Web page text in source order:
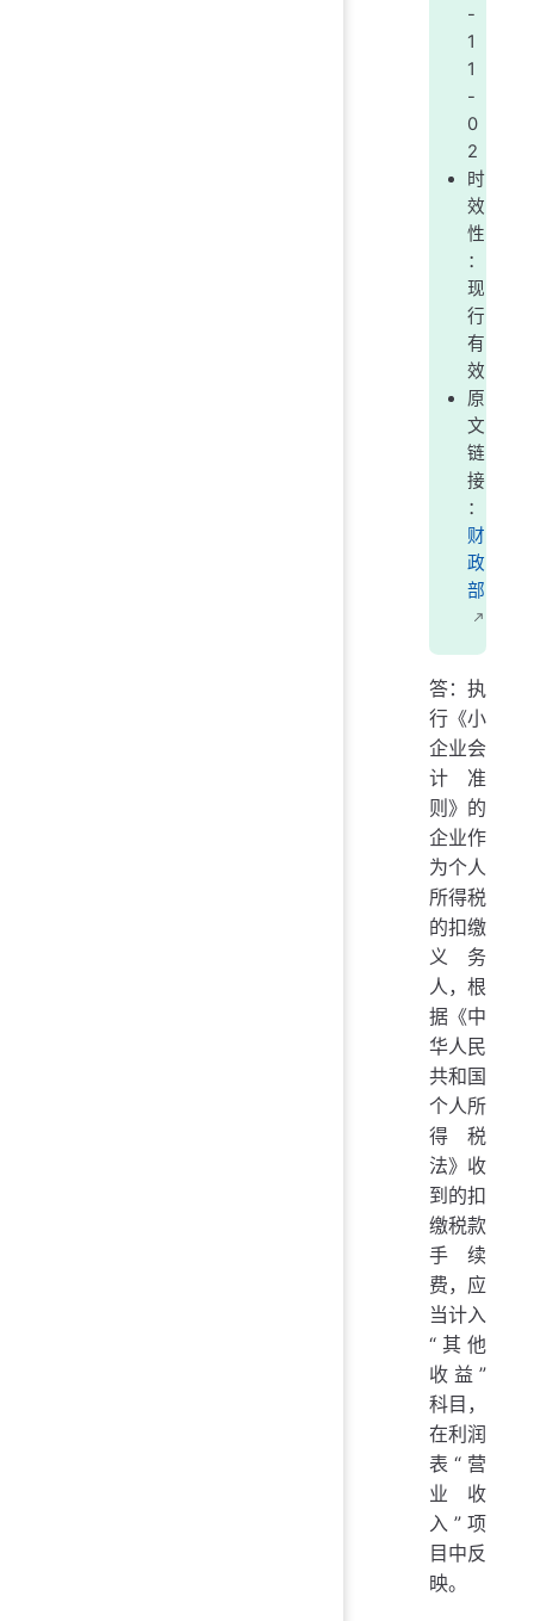
-
1
1
-
0
2
时
效
性
：
现
行
有
效
原
文
链
接
：
财
政
部
答：执
行《小
企业会
计准
则》的
企业作
为个人
所得税
的扣缴
义务
人，根
据《中
华人民
共和国
个人所
得税
法》收
到的扣
缴税款
手续
费，应
当计入
“其他
收益”
科目，
在利润
表“营
业收
入”项
目中反
映。